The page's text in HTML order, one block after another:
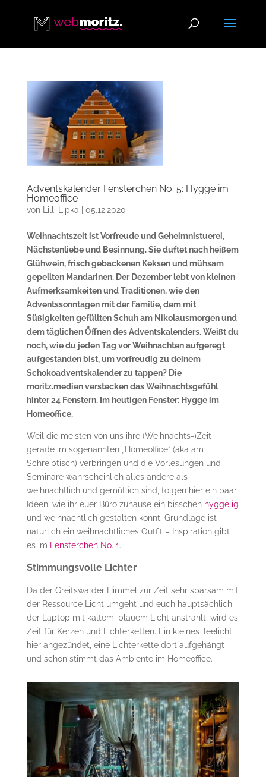
Adventskalender Fensterchen No. 5: Hygge im
Homeoffice
von Lilli Lipka 05.12.2020
Weihnachtszeit ist Vorfreude und Geheimnistuerei,
Nächstenliebe und Besinnung. Sie duftet nach heißem
Glühwein, frisch gebackenen Keksen und mühsam
gepellten Mandarinen. Der Dezember lebt von kleinen
Aufmerksamkeiten und Traditionen, wie den
Adventssonntagen mit der Familie, dem mit
Süßigkeiten gefüllten Schuh am Nikolausmorgen und
dem täglichen Öffnen des Adventskalenders. Weißt du
noch, wie du jeden Tag vor Weihnachten aufgeregt
aufgestanden bist, um vorfreudig zu deinem
Schokoadventskalender zu tappen? Die
moritz.medien verstecken das Weihnachtsgefühl
hinter 24 Fenstern. Im heutigen Fenster: Hygge im
Homeoffice.
Weil die meisten von uns ihre (Weihnachts-)Zeit
gerade im sogenannten „Homeoffice“ (aka am
Schreibtisch) verbringen und die Vorlesungen und
Seminare wahrscheinlich alles andere als
weihnachtlich und gemütlich sind, folgen hier ein paar
Ideen, wie ihr euer Büro zuhause ein bisschen hyggelig
und weihnachtlich gestalten könnt. Grundlage ist
natürlich ein weihnachtliches Outfit – Inspiration gibt
es im Fensterchen No. 1.
Stimmungsvolle Lichter
Da der Greifswalder Himmel zur Zeit sehr sparsam mit
der Ressource Licht umgeht und euch hauptsächlich
der Laptop mit kaltem, blauem Licht anstrahlt, wird es
Zeit für Kerzen und Lichterketten. Ein kleines Teelicht
hier angezündet, eine Lichterkette dort aufgehängt
und schon stimmt das Ambiente im Homeoffice.